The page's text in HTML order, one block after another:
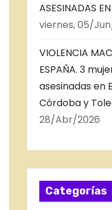
ASESINADAS
viernes, 05/
VIOLENCIA
ESPAÑA. 3
asesinadas en
Córdoba y
28/Abr/2026
Categorías